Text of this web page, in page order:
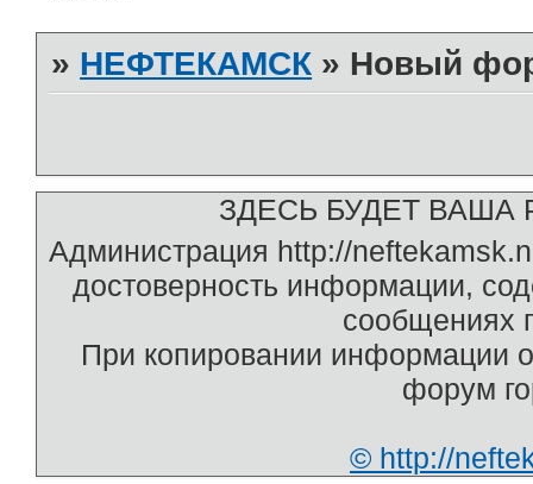
» НЕФТЕКАМСК » Новый
ЗДЕСЬ БУДЕТ ВАША
Администрация http://
достоверность информации,
сообщениях
При копировании информации
форум
© http://